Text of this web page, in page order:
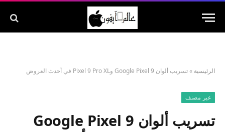
الرئيسية »تسريب ألوان Google Pixel 9 وPixel 9 Pro XL في أحدث العروض
غير مصنف
تسريب ألوان Google Pixel 9